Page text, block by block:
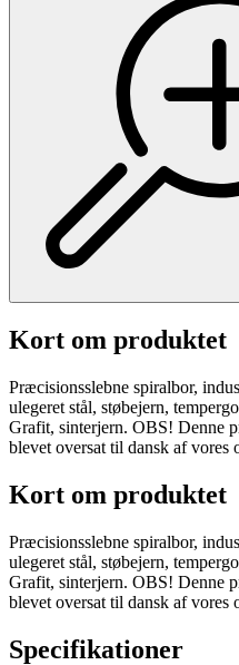
Kort om produktet
Præcisionsslebne spiralbor,
ulegeret stål, støbejern,
Grafit, sinterjern. OBS! Denne
blevet oversat til dansk af vores
Kort om produktet
Præcisionsslebne spiralbor,
ulegeret stål, støbejern,
Grafit, sinterjern. OBS! Denne
blevet oversat til dansk af vores
Specifikationer